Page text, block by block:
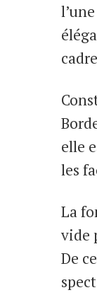
elle
les
La
vide
De